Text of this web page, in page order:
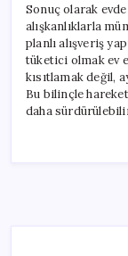
Sonuç olarak
alışkanlıklarla
planlı alışveriş
tüketici olmak ev
kısıtlamak değil,
Bu bilinçle
daha